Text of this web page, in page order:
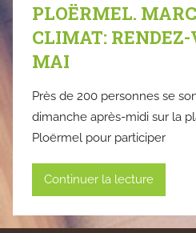
PLOËRMEL.
CLIMAT:
MAI
Près de 200 personnes se
dimanche après-midi sur la
Ploërmel pour participer
Continuer la lecture